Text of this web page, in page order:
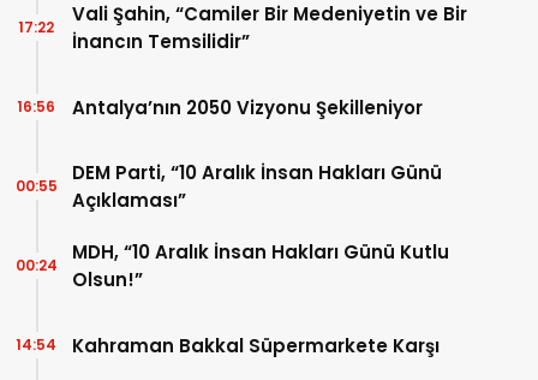
Vali Şahin, “Camiler Bir Medeniyetin ve Bir
İnancın Temsilidir”
17:22
Antalya’nın 2050 Vizyonu Şekilleniyor
16:56
DEM Parti, “10 Aralık İnsan Hakları Günü
Açıklaması”
00:55
MDH, “10 Aralık İnsan Hakları Günü Kutlu
Olsun!”
00:24
Kahraman Bakkal Süpermarkete Karşı
14:54